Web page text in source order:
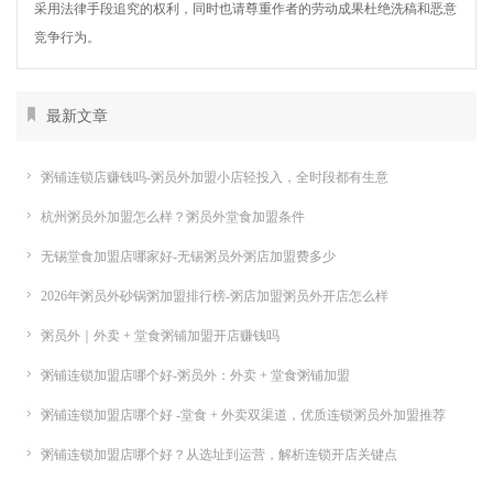
采用法律手段追究的权利，同时也请尊重作者的劳动成果杜绝洗稿和恶意
竞争行为。
最新文章
粥铺连锁店赚钱吗-粥员外加盟小店轻投入，全时段都有生意
杭州粥员外加盟怎么样？粥员外堂食加盟条件
无锡堂食加盟店哪家好-无锡粥员外粥店加盟费多少
2026年粥员外砂锅粥加盟排行榜-粥店加盟粥员外开店怎么样
粥员外｜外卖 + 堂食粥铺加盟开店赚钱吗
粥铺连锁加盟店哪个好-粥员外：外卖 + 堂食粥铺加盟
粥铺连锁加盟店哪个好 -堂食 + 外卖双渠道，优质连锁粥员外加盟推荐
粥铺连锁加盟店哪个好？从选址到运营，解析连锁开店关键点